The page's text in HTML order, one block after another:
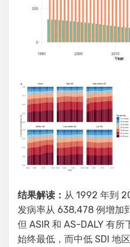
结果解读： 从 1992 年到
发病率从 638,478 例增加
但 ASIR 和 AS-DALY 有所
始终最低，而中低 SDI 地